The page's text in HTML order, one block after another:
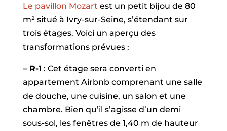
Le pavillon Mozart est un petit bijou de 80
m² situé à Ivry-sur-Seine, s’étendant sur
trois étages. Voici un aperçu des
transformations prévues :
– R-1 : Cet étage sera converti en
appartement Airbnb comprenant une salle
de douche, une cuisine, un salon et une
chambre. Bien qu’il s’agisse d’un demi
sous-sol, les fenêtres de 1,40 m de hauteur